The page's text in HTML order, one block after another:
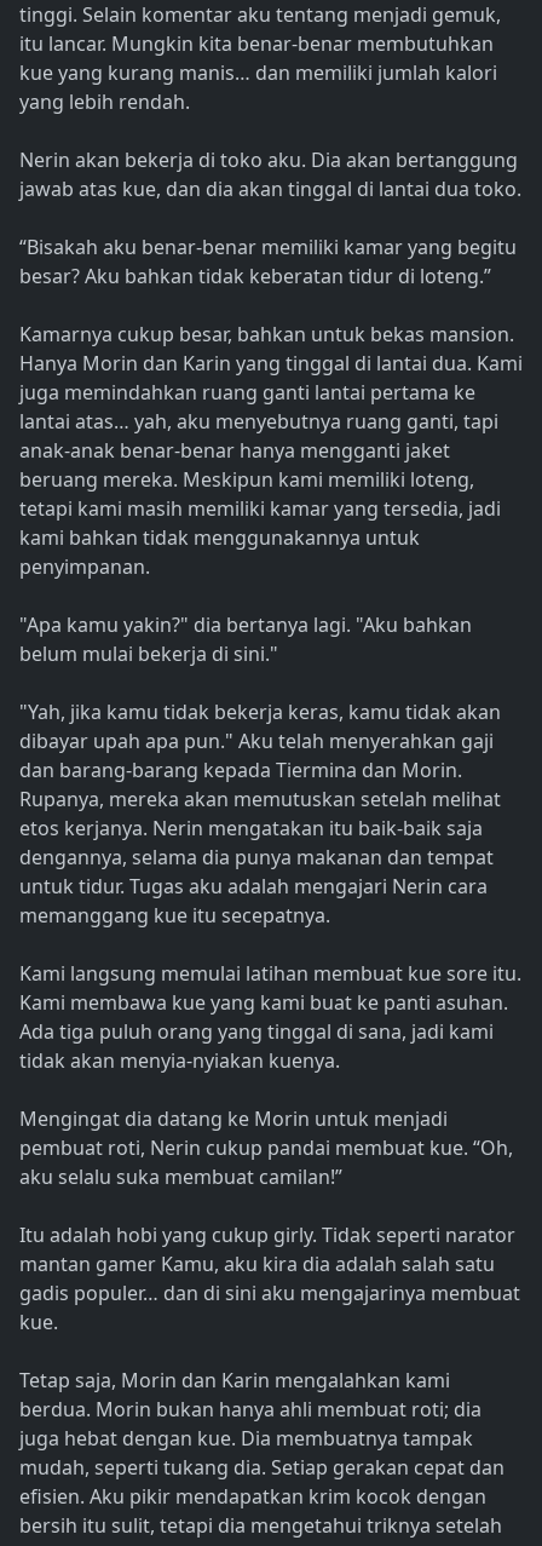
tinggi. Selain komentar aku tentang menjadi gemuk,
itu lancar. Mungkin kita benar-benar membutuhkan
kue yang kurang manis… dan memiliki jumlah kalori
yang lebih rendah.
Nerin akan bekerja di toko aku. Dia akan bertanggung
jawab atas kue, dan dia akan tinggal di lantai dua toko.
“Bisakah aku benar-benar memiliki kamar yang begitu
besar? Aku bahkan tidak keberatan tidur di loteng.”
Kamarnya cukup besar, bahkan untuk bekas mansion.
Hanya Morin dan Karin yang tinggal di lantai dua. Kami
juga memindahkan ruang ganti lantai pertama ke
lantai atas… yah, aku menyebutnya ruang ganti, tapi
anak-anak benar-benar hanya mengganti jaket
beruang mereka. Meskipun kami memiliki loteng,
tetapi kami masih memiliki kamar yang tersedia, jadi
kami bahkan tidak menggunakannya untuk
penyimpanan.
"Apa kamu yakin?" dia bertanya lagi. "Aku bahkan
belum mulai bekerja di sini."
"Yah, jika kamu tidak bekerja keras, kamu tidak akan
dibayar upah apa pun." Aku telah menyerahkan gaji
dan barang-barang kepada Tiermina dan Morin.
Rupanya, mereka akan memutuskan setelah melihat
etos kerjanya. Nerin mengatakan itu baik-baik saja
dengannya, selama dia punya makanan dan tempat
untuk tidur. Tugas aku adalah mengajari Nerin cara
memanggang kue itu secepatnya.
Kami langsung memulai latihan membuat kue sore itu.
Kami membawa kue yang kami buat ke panti asuhan.
Ada tiga puluh orang yang tinggal di sana, jadi kami
tidak akan menyia-nyiakan kuenya.
Mengingat dia datang ke Morin untuk menjadi
pembuat roti, Nerin cukup pandai membuat kue. “Oh,
aku selalu suka membuat camilan!”
Itu adalah hobi yang cukup girly. Tidak seperti narator
mantan gamer Kamu, aku kira dia adalah salah satu
gadis populer… dan di sini aku mengajarinya membuat
kue.
Tetap saja, Morin dan Karin mengalahkan kami
berdua. Morin bukan hanya ahli membuat roti; dia
juga hebat dengan kue. Dia membuatnya tampak
mudah, seperti tukang dia. Setiap gerakan cepat dan
efisien. Aku pikir mendapatkan krim kocok dengan
bersih itu sulit, tetapi dia mengetahui triknya setelah